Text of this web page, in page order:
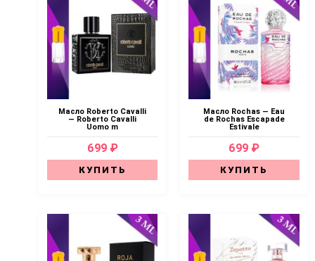
Масло Roberto Cavalli
— Roberto Cavalli
Uomo m
699 ₽
КУПИТЬ
Масло Rochas — Eau
de Rochas Escapade
Estivale
699 ₽
КУПИТЬ